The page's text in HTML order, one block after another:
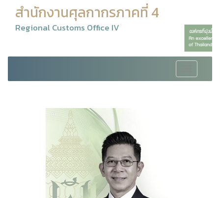
สำนักงานศุลกากรภาคที่ 4
Regional Customs Office IV
navigation